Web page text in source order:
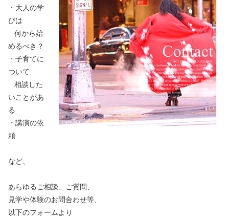
・大人の学
びは
何から始
めるべき？
・子育てに
ついて
相談した
いことがあ
る
・講演の依
頼
など、
あらゆるご相談、ご質問、
見学や体験のお問合わせ等、
以下のフォームより